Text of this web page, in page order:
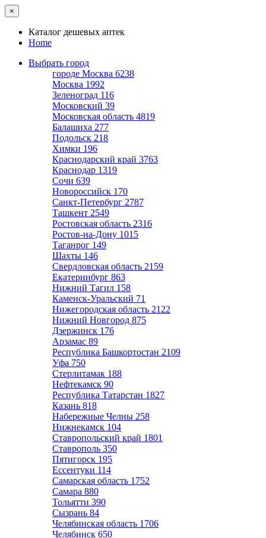
×
Каталог дешевых аптек
Home
Выбрать город
городе Москва 6238
Москва 1992
Зеленоград 116
Московский 39
Московская область 4819
Балашиха 277
Подольск 218
Химки 196
Краснодарский край 3763
Краснодар 1319
Сочи 639
Новороссийск 170
Санкт-Петербург 2787
Ташкент 2549
Ростовская область 2316
Ростов-на-Дону 1015
Таганрог 149
Шахты 146
Свердловская область 2159
Екатеринбург 863
Нижний Тагил 158
Каменск-Уральский 71
Нижегородская область 2122
Нижний Новгород 875
Дзержинск 176
Арзамас 89
Республика Башкортостан 2109
Уфа 750
Стерлитамак 188
Нефтекамск 90
Республика Татарстан 1827
Казань 818
Набережные Челны 258
Нижнекамск 104
Ставропольский край 1801
Ставрополь 350
Пятигорск 195
Ессентуки 114
Самарская область 1752
Самара 880
Тольятти 390
Сызрань 84
Челябинская область 1706
Челябинск 650